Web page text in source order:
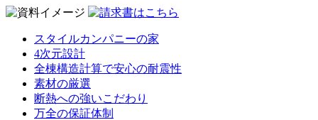
スタイルカンパニーの家
4次元設計
全棟構造計算で安心の耐震性
素材の厳選
断熱への強いこだわり
万全の保証体制